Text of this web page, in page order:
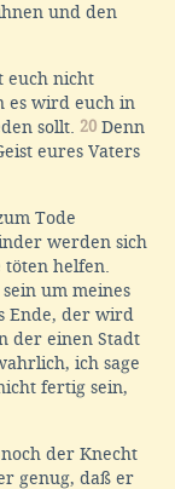
und den
euch nicht
es wird euch in
sollt. 20 Denn
eures Vaters
Tode
werden sich
helfen.
um meines
Ende, der wird
der einen Stadt
ich sage
fertig sein,
der Knecht
genug, daß er